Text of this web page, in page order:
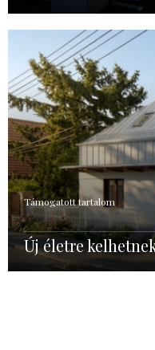
Támogatott tartalom
Új életre